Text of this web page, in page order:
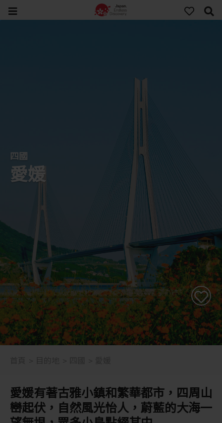
四國
愛媛
愛媛有著古雅小鎮和繁華都市，四周山
巒起伏，自然風光怡人，蔚藍的大海一